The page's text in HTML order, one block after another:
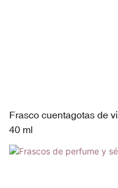
Frasco cuentagotas de
40 ml